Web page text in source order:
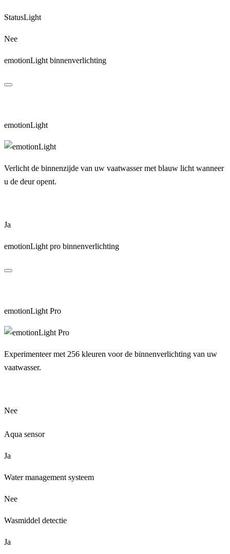
StatusLight
Nee
emotionLight binnenverlichting
emotionLight
Verlicht de binnenzijde van uw vaatwasser met blauw licht wanneer
u de deur opent.
Ja
emotionLight pro binnenverlichting
emotionLight Pro
Experimenteer met 256 kleuren voor de binnenverlichting van uw
vaatwasser.
Nee
Aqua sensor
Ja
Water management systeem
Nee
Wasmiddel detectie
Ja